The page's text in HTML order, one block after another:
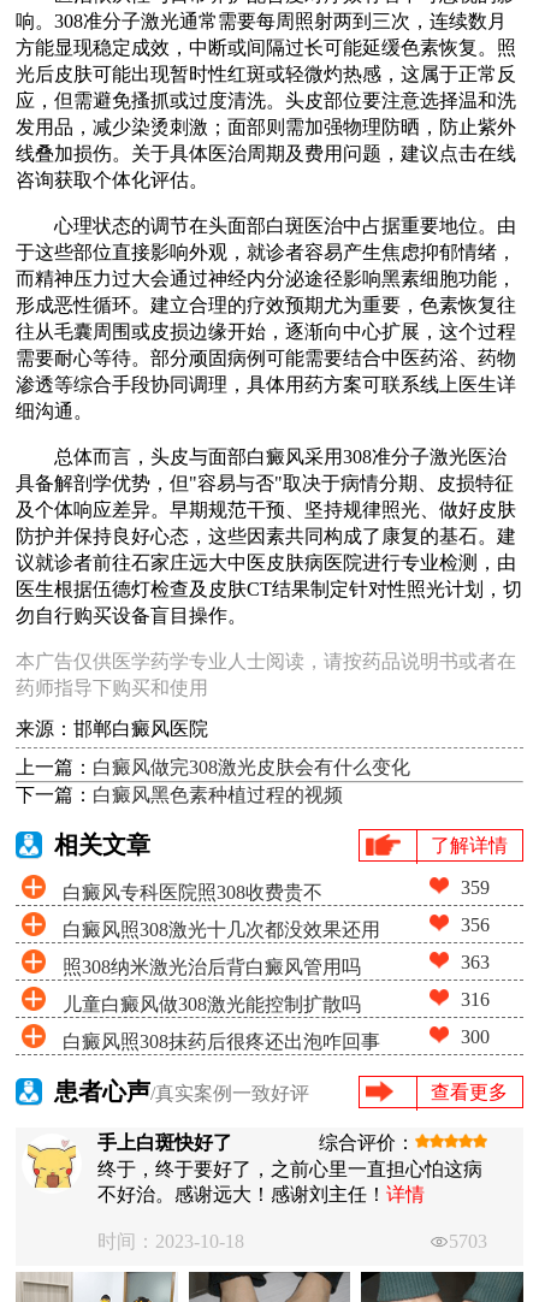
响。308准分子激光通常需要每周照射两到三次，连续数月
方能显现稳定成效，中断或间隔过长可能延缓色素恢复。照
光后皮肤可能出现暂时性红斑或轻微灼热感，这属于正常反
应，但需避免搔抓或过度清洗。头皮部位要注意选择温和洗
发用品，减少染烫刺激；面部则需加强物理防晒，防止紫外
线叠加损伤。关于具体医治周期及费用问题，建议点击在线
咨询获取个体化评估。
心理状态的调节在头面部白斑医治中占据重要地位。由
于这些部位直接影响外观，就诊者容易产生焦虑抑郁情绪，
而精神压力过大会通过神经内分泌途径影响黑素细胞功能，
形成恶性循环。建立合理的疗效预期尤为重要，色素恢复往
往从毛囊周围或皮损边缘开始，逐渐向中心扩展，这个过程
需要耐心等待。部分顽固病例可能需要结合中医药浴、药物
渗透等综合手段协同调理，具体用药方案可联系线上医生详
细沟通。
总体而言，头皮与面部白癜风采用308准分子激光医治
具备解剖学优势，但"容易与否"取决于病情分期、皮损特征
及个体响应差异。早期规范干预、坚持规律照光、做好皮肤
防护并保持良好心态，这些因素共同构成了康复的基石。建
议就诊者前往石家庄远大中医皮肤病医院进行专业检测，由
医生根据伍德灯检查及皮肤CT结果制定针对性照光计划，切
勿自行购买设备盲目操作。
本广告仅供医学药学专业人士阅读，请按药品说明书或者在
药师指导下购买和使用
来源：邯郸白癜风医院
上一篇： 白癜风做完308激光皮肤会有什么变化
下一篇： 白癜风黑色素种植过程的视频
相关文章 了解详情
白癜风专科医院照308收费贵不 359
白癜风照308激光十几次都没效果还用
照吗
356
照308纳米激光治后背白癜风管用吗 363
儿童白癜风做308激光能控制扩散吗 316
白癜风照308抹药后很疼还出泡咋回事 300
患者心声/真实案例一致好评 查看更多
手上白斑快好了
综合评价：
终于，终于要好了，之前心里一直担心怕这病
不好治。感谢远大！感谢刘主任！详情
时间：2023-10-18 5703